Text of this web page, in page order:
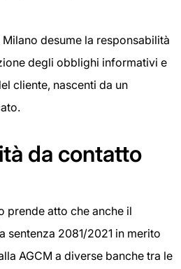
desume la responsabilità
degli obblighi informativi e
cliente, nascenti da un
da contatto
prende atto che anche il
sentenza 2081/2021 in merito
AGCM a diverse banche tra le